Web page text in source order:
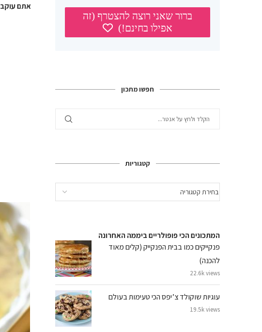
אתם
חפשו מתכון
קטגוריות
המתכונים הכי פופולריים ביממה האחרונה
פנקייקים כמו בבית הפנקייק (קלים מאוד
להכנה)
22.6k views
עוגיות שוקולד צ’יפס הכי טעימות בעולם
19.5k views